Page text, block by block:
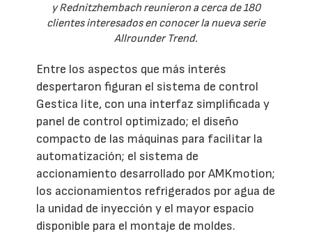
y Rednitzhembach reunieron a cerca de 180
clientes interesados en conocer la nueva serie
Allrounder Trend.
Entre los aspectos que más interés
despertaron figuran el sistema de control
Gestica lite, con una interfaz simplificada y
panel de control optimizado; el diseño
compacto de las máquinas para facilitar la
automatización; el sistema de
accionamiento desarrollado por AMKmotion;
los accionamientos refrigerados por agua de
la unidad de inyección y el mayor espacio
disponible para el montaje de moldes.